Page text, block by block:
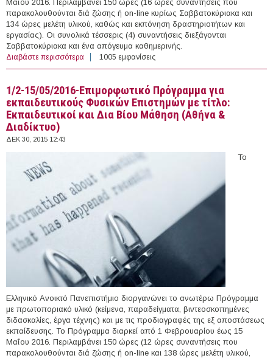
Μαΐου 2016. Περιλαμβάνει 150 ώρες (16 ώρες συναντήσεις που
παρακολουθούνται διά ζώσης ή on-line κυρίως Σαββατοκύριακα και
134 ώρες μελέτη υλικού, καθώς και εκπόνηση δραστηριοτήτων και
εργασίας). Οι συνολικά τέσσερις (4) συναντήσεις διεξάγονται
Σαββατοκύριακα και ένα απόγευμα καθημερινής.
Διαβάστε περισσότερα για 1-2/8-5/2016 - Επιμορφωτικό Πρόγραμμα για
εκπαιδευτικούς Φιλολόγους με τίτλο: Εκπαιδευτικοί και
1005 εμφανίσεις
1/2-15/05/2016-Επιμορφωτικό Πρόγραμμα για
εκπαιδευτικούς Φυσικών Επιστημών με τίτλο:
Εκπαιδευτικοί και Δια Βίου Μάθηση (Αθήνα &
Διαδίκτυο)
ΔΕΚ 30, 2015 12:43
Το
Ελληνικό Ανοικτό Πανεπιστήμιο διοργανώνει το ανωτέρω Πρόγραμμα
με πρωτοποριακό υλικό (κείμενα, παραδείγματα, βιντεοσκοπημένες
διδασκαλίες, έργα τέχνης) και με τις προδιαγραφές της εξ αποστάσεως
εκπαίδευσης. Το Πρόγραμμα διαρκεί από 1 Φεβρουαρίου έως 15
Μαΐου 2016. Περιλαμβάνει 150 ώρες (12 ώρες συναντήσεις που
παρακολουθούνται διά ζώσης ή on-line και 138 ώρες μελέτη υλικού,